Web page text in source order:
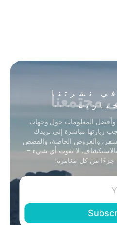
نشرتنا
مجتمعنا
وأفضل المعلومات حول وجهات
زيارتها مباشرة إلى بريدك
والعروض الخاصة، والقصص
لا تفوت أي شيء –
جزءًا من كل مغامرة!